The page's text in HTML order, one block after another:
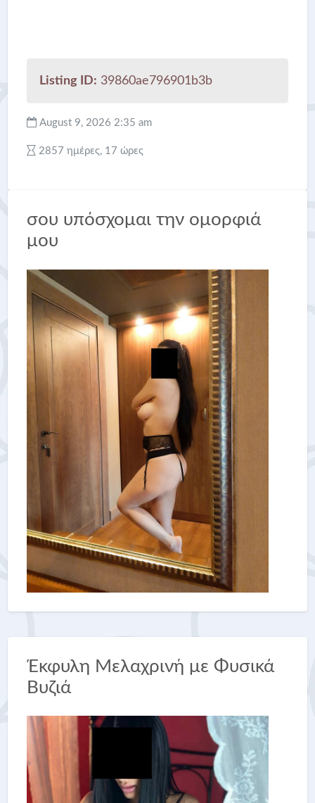
Listing ID: 39860ae796901b3b
August 9, 2026 2:35 am
2857 ημέρες, 17 ώρες
σου υπόσχομαι την ομορφιά
μου
Έκφυλη Μελαχρινή με Φυσικά
Βυζιά